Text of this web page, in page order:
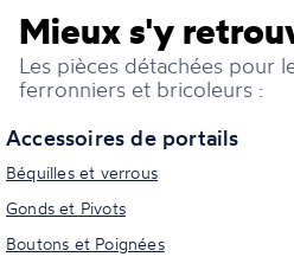
Mieux s'y
Les pièces détachées pour
ferronniers et bricoleurs :
Accessoires de portails
Béquilles et verrous
Gonds et Pivots
Boutons et Poignées